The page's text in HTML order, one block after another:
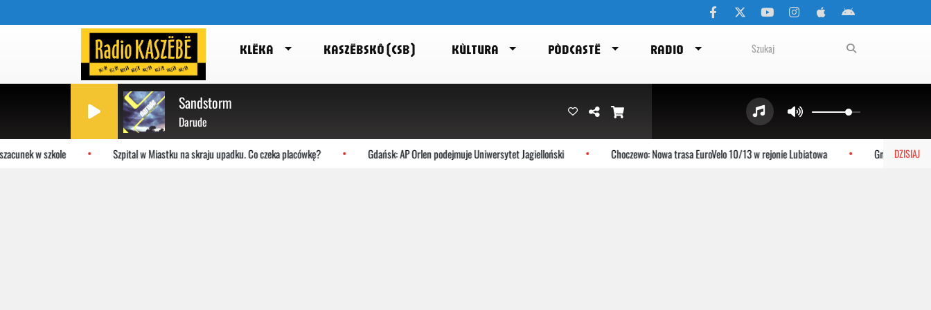
KLËKA KASZËBSKÔ (CSB) KÙLTURA PÒDCASTË RADIO
Sandstorm
Darude
DZISIAJ
w szkole Szpital w Miastku na skraju upadku. Co czeka placówkę? Gdańsk: AP Orlen podejmuje Uniwersytet Jagielloński Choczewo: Nowa trasa EuroVelo 10/13 w rejonie Lubiatowa Gniewino: